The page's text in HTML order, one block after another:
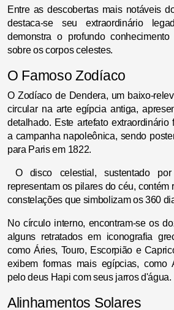
Entre as descobertas mais notáveis
destaca-se seu extraordinário
demonstra o profundo
sobre os corpos celestes.
O Famoso Zodíaco
O Zodíaco de Dendera, um baixo-
circular na arte egípcia antiga,
detalhado. Este artefato extraordinário
a campanha napoleônica, sendo
para Paris em 1822.
O disco celestial, sustentado
representam os pilares do céu, contém
constelações que simbolizam os 360
No círculo interno, encontram-se os
alguns retratados em iconografia
como Áries, Touro, Escorpião e
exibem formas mais egípcias, como
pelo deus Hapi com seus jarros d'água.
Alinhamentos Solares